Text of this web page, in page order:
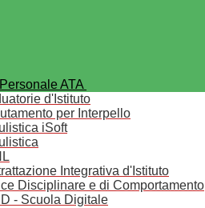
ATA
d'Istituto
per Interpello
iSoft
Integrativa d'Istituto
Disciplinare e di Comportamento
- Scuola Digitale